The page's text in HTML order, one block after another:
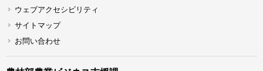
ウェブアクセシビリティ
サイトマップ
お問い合わせ